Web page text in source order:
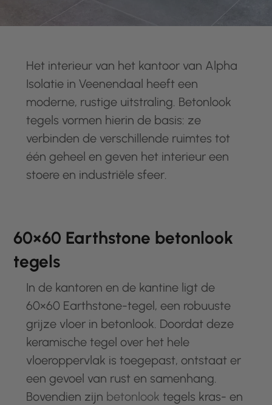
Het interieur van het kantoor van Alpha
Isolatie in Veenendaal heeft een
moderne, rustige uitstraling. Betonlook
tegels vormen hierin de basis: ze
verbinden de verschillende ruimtes tot
één geheel en geven het interieur een
stoere en industriële sfeer.
60×60 Earthstone betonlook
tegels
In de kantoren en de kantine ligt de
60×60 Earthstone-tegel, een robuuste
grijze vloer in betonlook. Doordat deze
keramische tegel over het hele
vloeroppervlak is toegepast, ontstaat er
een gevoel van rust en samenhang.
Bovendien zijn betonlook tegels kras- en